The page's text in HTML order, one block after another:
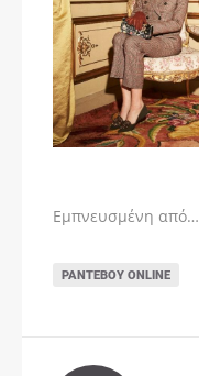
Εμπνευσμένη από…
ΡΑΝΤΕΒΟΎ ONLINE